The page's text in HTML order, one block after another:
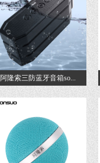
阿隆索三防蓝牙音箱so...